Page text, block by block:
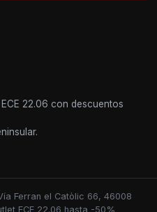
22.06 con descuentos
Ferran el Catòlic 66, 46008
ECE 22.06 hasta -50%